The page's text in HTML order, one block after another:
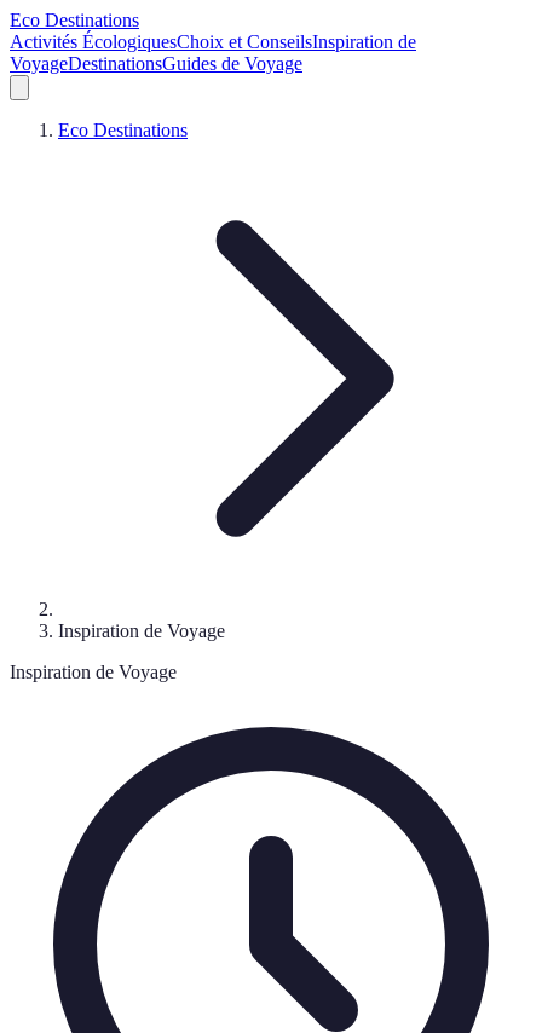
Eco Destinations
Activités ÉcologiquesChoix et ConseilsInspiration de
VoyageDestinationsGuides de Voyage
Eco Destinations
Inspiration de Voyage
Inspiration de Voyage